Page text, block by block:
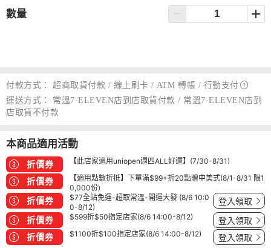
數量
付款方式： 超商取貨付款 / 線上刷卡 / ATM 轉帳 / 行動支付
運送方式：
常溫7-ELEVEN店到店取貨付款 / 常溫7-ELEVEN店到
店取貨不付款
本商品適用活動
折價券 【此店家適用uniopen週四ALL好運】(7/30-8/31)
折價券
【適用點數折抵】下單滿$99+折20點贈中美式(8/1-8/31 限1
0,000份)
折價券
$77全站免運-超取常溫-開運大發 (8/6 10:0
0-8/12)
登入領取
折價券 $599折$50指定店家(8/6 14:00-8/12) 登入領取
折價券 $1100折$100指定店家(8/6 14:00-8/12) 登入領取